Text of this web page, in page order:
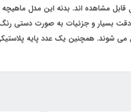
مشاهده ­اند. بدنه این مدل
بسیار و جزئیات به صورت دستی
می ­شوند. همچنین یک عدد پایه